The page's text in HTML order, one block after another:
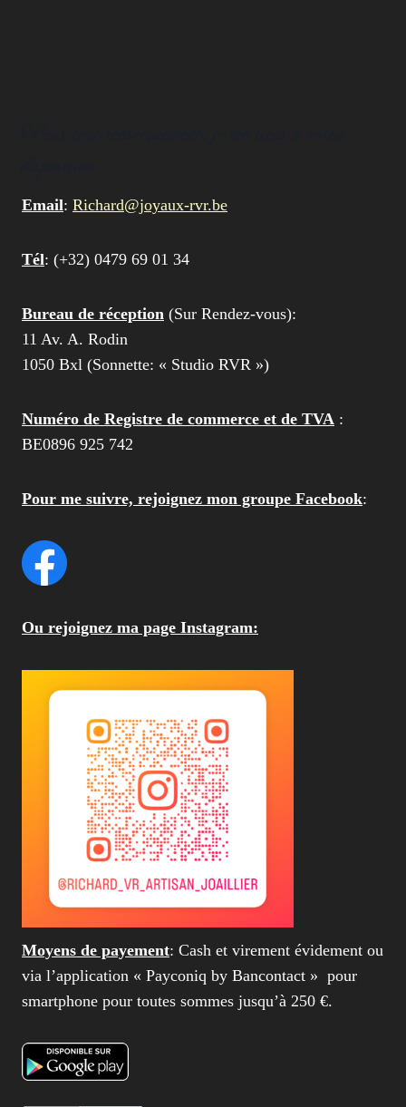
Email: Richard@joyaux-rvr.be
Tél: (+32) 0479 69 01 34
Bureau de réception (Sur Rendez-vous):
11 Av. A. Rodin
1050 Bxl (Sonnette: « Studio RVR »)
Numéro de Registre de commerce et de TVA :
BE0896 925 742
Pour me suivre, rejoignez mon groupe Facebook:
Ou rejoignez ma page Instagram:
Moyens de payement: Cash et virement évidement ou
via l’application « Payconiq by Bancontact » pour
smartphone pour toutes sommes jusqu’à 250 €.